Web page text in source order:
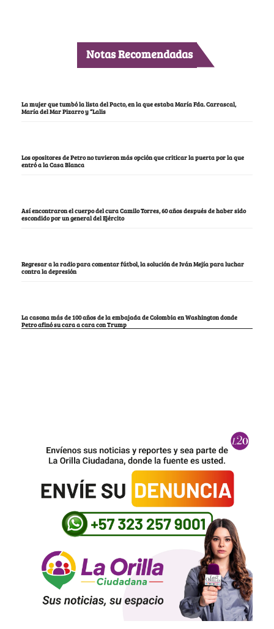
Notas Recomendadas
La mujer que tumbó la lista del Pacto, en la que estaba María Fda. Carrascal,
María del Mar Pizarro y “Lalis
Los opositores de Petro no tuvieron más opción que criticar la puerta por la que
entró a la Casa Blanca
Así encontraron el cuerpo del cura Camilo Torres, 60 años después de haber sido
escondido por un general del Ejército
Regresar a la radio para comentar fútbol, la solución de Iván Mejía para luchar
contra la depresión
La casona más de 100 años de la embajada de Colombia en Washington donde
Petro afinó su cara a cara con Trump